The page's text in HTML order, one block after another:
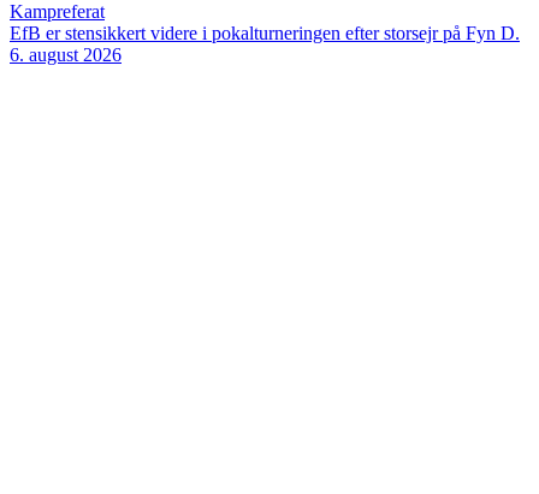
Kampreferat
EfB er stensikkert videre i pokalturneringen efter storsejr på Fyn D.
6. august 2026